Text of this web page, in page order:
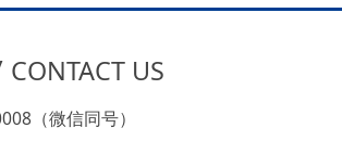
CONTACT US
（微信同号）